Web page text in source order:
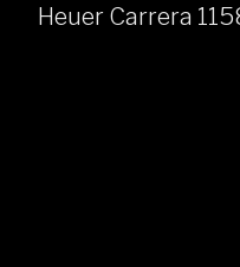
Heuer Carrera